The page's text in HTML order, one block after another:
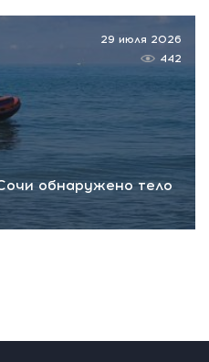
обнаружено тело
29 июля 2026
442